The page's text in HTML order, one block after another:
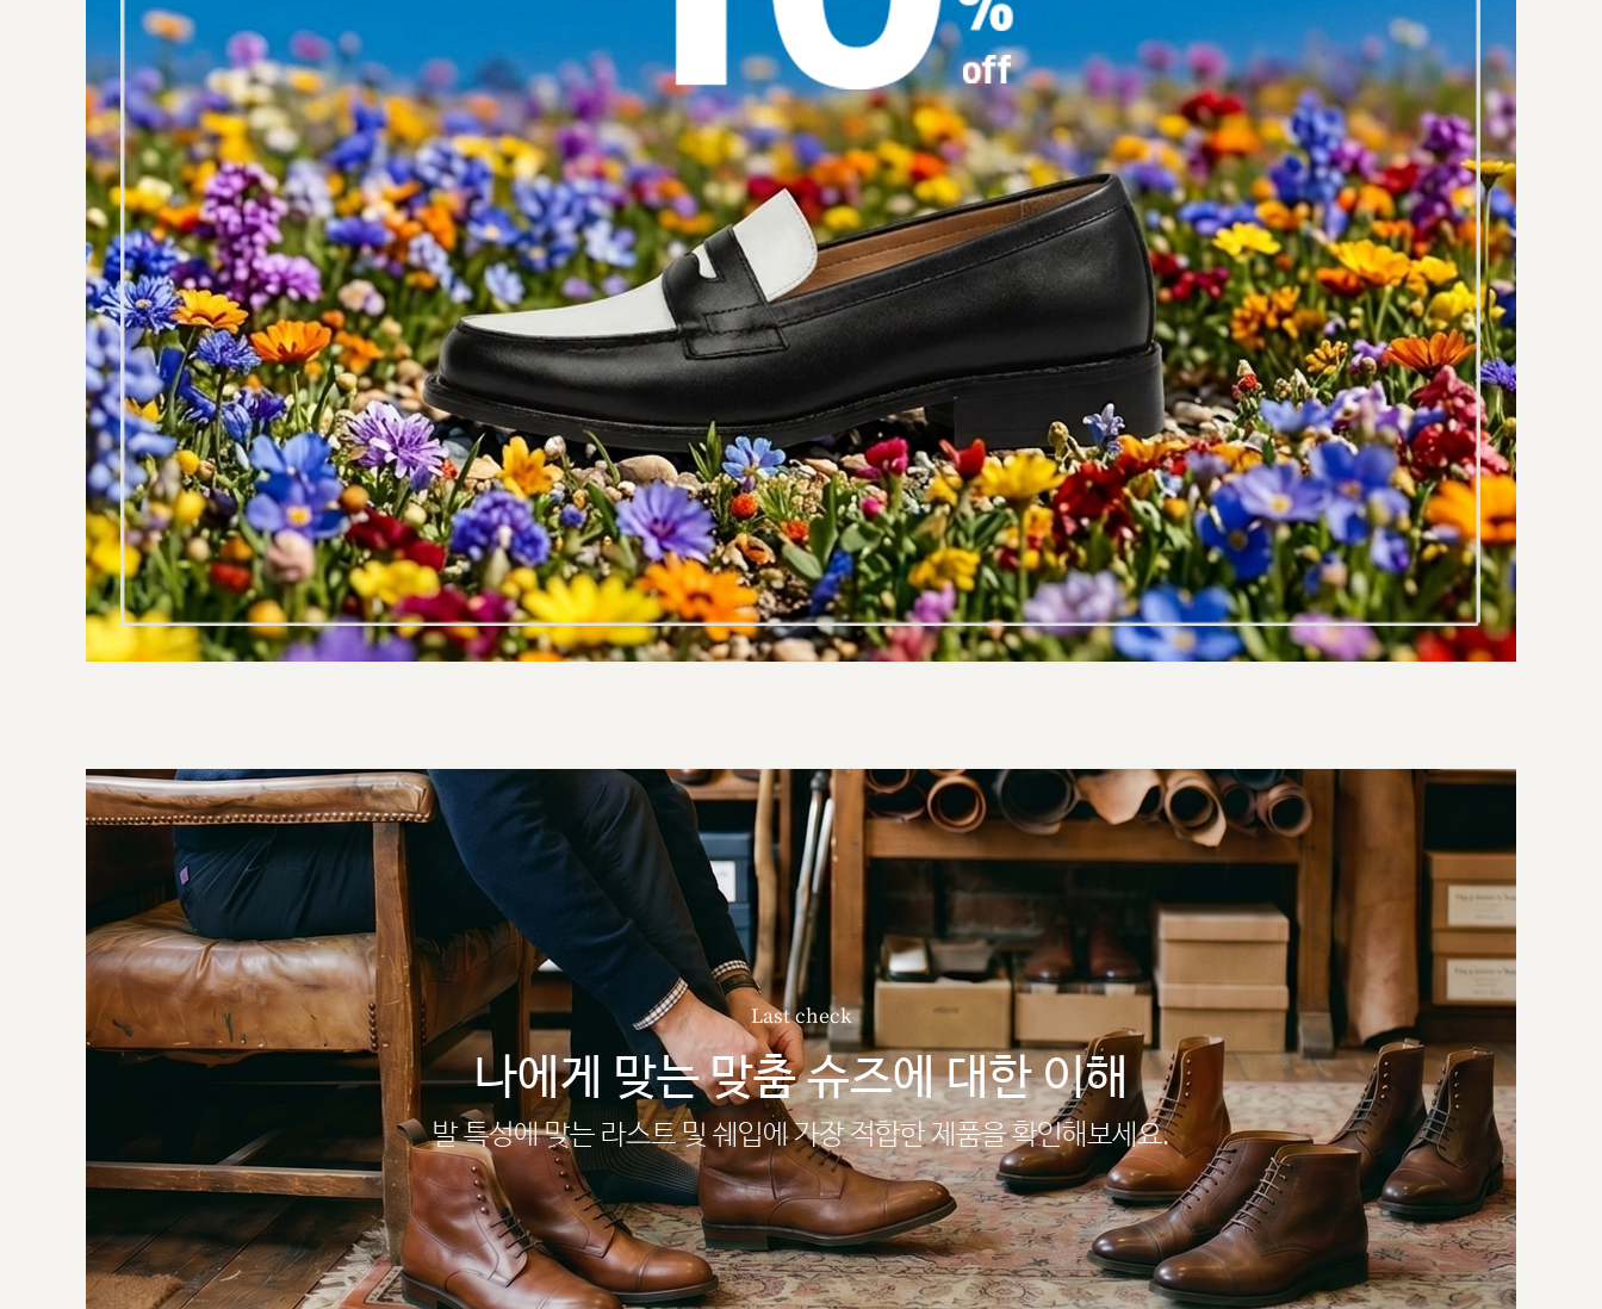
Last check
나에게 맞는 맞춤 슈즈에 대한 이해
발 특성에 맞는 라스트 및 쉐입에 가장 적합한 제품을 확인해보세요.